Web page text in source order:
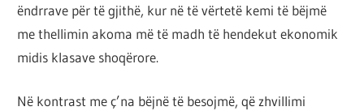
ëndrrave për të gjithë, kur në të vërtetë kemi të bëjmë
me thellimin akoma më të madh të hendekut ekonomik
midis klasave shoqërore.
Në kontrast me ç’na bëjnë të besojmë, që zhvillimi